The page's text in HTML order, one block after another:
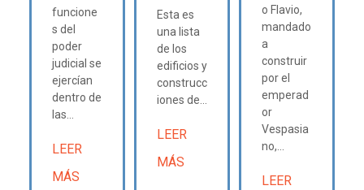
funcione
s del
poder
judicial se
ejercían
dentro de
las...
LEER
MÁS
Esta es
una lista
de los
edificios y
construcc
iones de...
LEER
MÁS
o Flavio,
mandado
a
construir
por el
emperad
or
Vespasia
no,...
LEER